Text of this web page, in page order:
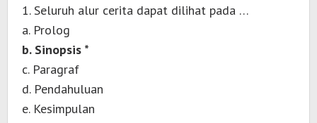
1. Seluruh alur cerita dapat dilihat pada …
a. Prolog
b. Sinopsis *
c. Paragraf
d. Pendahuluan
e. Kesimpulan